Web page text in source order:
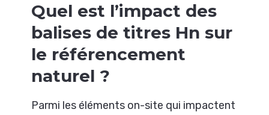
Quel est l’impact des
balises de titres Hn sur
le référencement
naturel ?
Parmi les éléments on-site qui impactent